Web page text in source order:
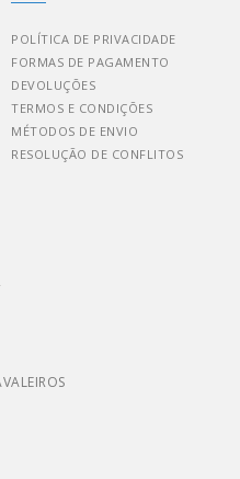
POLÍTICA DE PRIVACIDADE
FORMAS DE PAGAMENTO
DEVOLUÇÕES
TERMOS E CONDIÇÕES
MÉTODOS DE ENVIO
RESOLUÇÃO DE CONFLITOS